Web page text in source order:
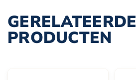
GERELATEERDE
PRODUCTEN